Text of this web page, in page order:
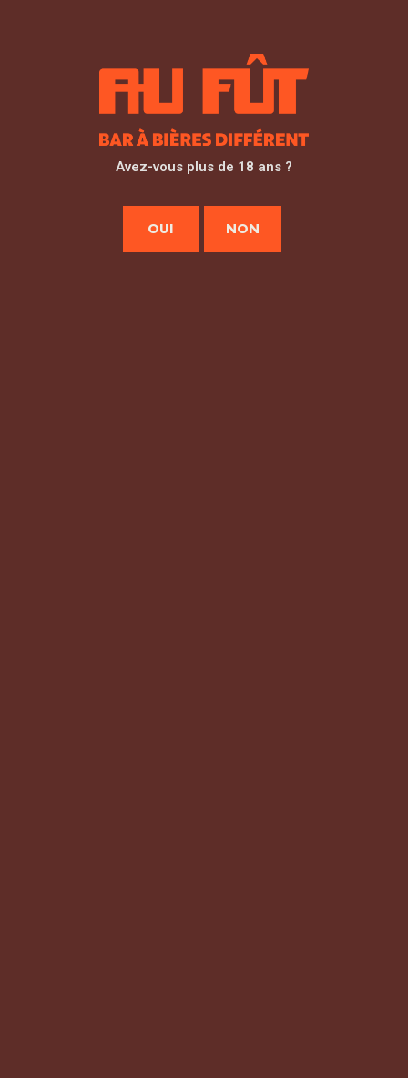
Avez-vous plus de 18 ans ?
OUI NON